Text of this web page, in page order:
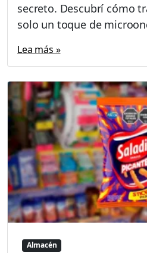
secreto. Descubrí cómo
solo un toque de
Lea más »
Almacén